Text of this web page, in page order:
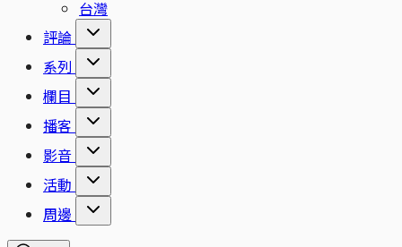
台灣
評論
系列
欄目
播客
影音
活動
周邊